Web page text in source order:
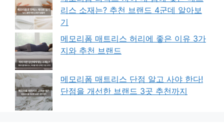
리스 소재는? 추천 브랜드 4군데 알아보
기
메모리폼 매트리스 허리에 좋은 이유 3가
지와 추천 브랜드
메모리폼 매트리스 단점 알고 사야 한다!
단점을 개선한 브랜드 3곳 추천까지